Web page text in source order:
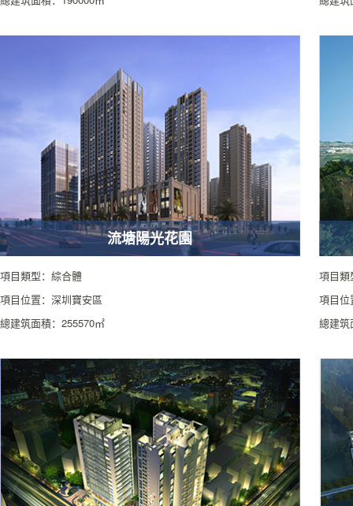
流塘陽光花園
項目類型：綜合體
項目位置：深圳寶安區
總建筑面積：255570㎡
項目類
項目位
總建筑